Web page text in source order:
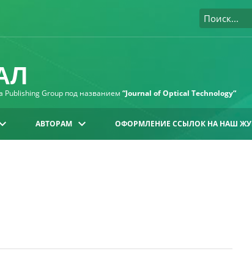
Publishing Group под названием “Journal of Optical Technology“
АВТОРАМ ОФОРМЛЕНИЕ ССЫЛОК НА НАШ